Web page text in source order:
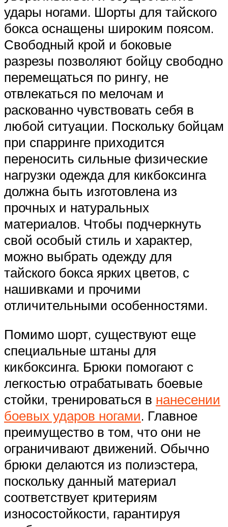
удары ногами. Шорты для тайского
бокса оснащены широким поясом.
Свободный крой и боковые
разрезы позволяют бойцу свободно
перемещаться по рингу, не
отвлекаться по мелочам и
раскованно чувствовать себя в
любой ситуации. Поскольку бойцам
при спарринге приходится
переносить сильные физические
нагрузки одежда для кикбоксинга
должна быть изготовлена из
прочных и натуральных
материалов. Чтобы подчеркнуть
свой особый стиль и характер,
можно выбрать одежду для
тайского бокса ярких цветов, с
нашивками и прочими
отличительными особенностями.
Помимо шорт, существуют еще
специальные штаны для
кикбоксинга. Брюки помогают с
легкостью отрабатывать боевые
стойки, тренироваться в нанесении
боевых ударов ногами. Главное
преимущество в том, что они не
ограничивают движений. Обычно
брюки делаются из полиэстера,
поскольку данный материал
соответствует критериям
износостойкости, гарантируя